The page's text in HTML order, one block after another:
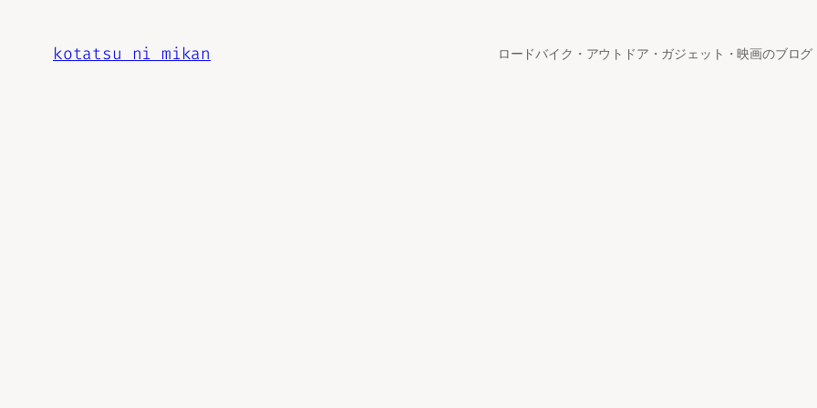
kotatsu ni mikan ロードバイク・アウトドア・ガジェット・映画のブログ